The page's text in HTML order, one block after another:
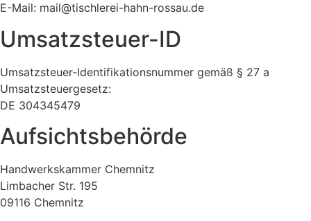
E-Mail: mail@tischlerei-hahn-rossau.de
Umsatzsteuer-ID
Umsatzsteuer-Identifikationsnummer gemäß § 27 a
Umsatzsteuergesetz:
DE 304345479
Aufsichtsbehörde
Handwerkskammer Chemnitz
Limbacher Str. 195
09116 Chemnitz